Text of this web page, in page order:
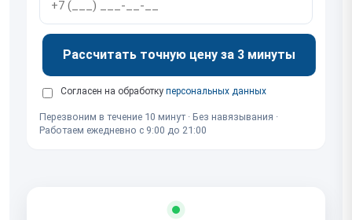
Рассчитать точную цену за 3 минуты
Согласен на обработку персональных данных
Перезвоним в течение 10 минут · Без навязывания ·
Работаем ежедневно с 9:00 до 21:00